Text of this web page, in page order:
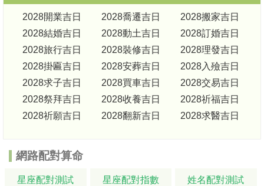
2028開業吉日 2028喬遷吉日
2028搬家吉日
2028結婚吉日
2028動土吉日
2028訂婚吉日
2028旅行吉日
2028裝修吉日
2028理發吉日
2028掛匾吉日
2028安葬吉日
2028入殮吉日
2028求子吉日
2028買車吉日
2028交易吉日
2028祭拜吉日
2028收養吉日
2028祈福吉日
2028祈願吉日
2028翻新吉日 2028求醫吉日
網路配對算命
星座配對測試 星座配對指數 姓名配對測試